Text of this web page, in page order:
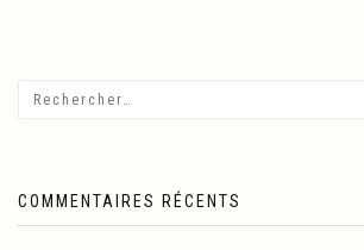
COMMENTAIRES RÉCENTS